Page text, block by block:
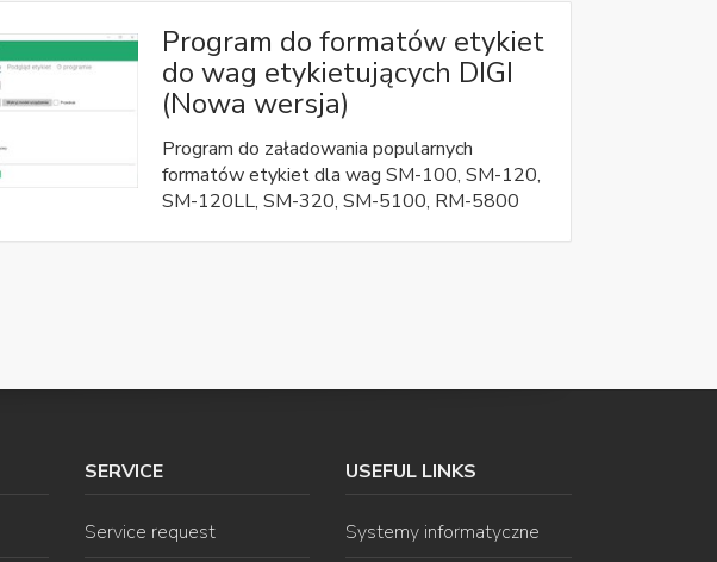
Program do formatów etykiet
do wag etykietujących DIGI
(Nowa wersja)
Program do załadowania popularnych
formatów etykiet dla wag SM-100, SM-120,
SM-120LL, SM-320, SM-5100, RM-5800
SERVICE
Service request
USEFUL LINKS
Systemy informatyczne